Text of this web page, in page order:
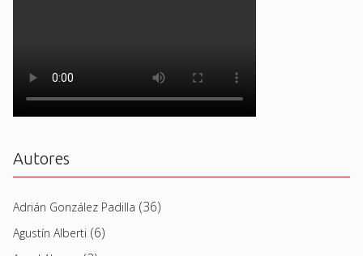
Autores
Adrián González Padilla (36)
Agustín Alberti (6)